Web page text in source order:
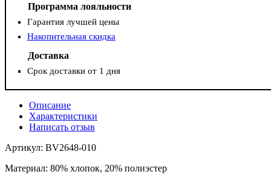
Программа лояльности
Гарантия лучшей цены
Накопительная скидка
Доставка
Срок доставки от 1 дня
Описание
Характеристики
Написать отзыв
Артикул: BV2648-010
Материал: 80% хлопок, 20% полиэстер